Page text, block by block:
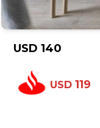
USD 140
USD 119